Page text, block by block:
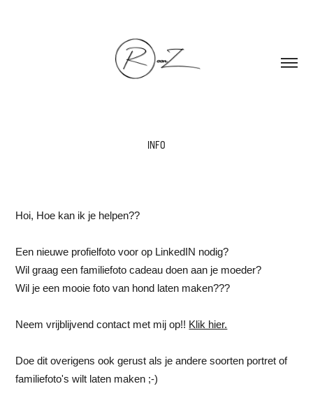
INFO
Hoi, Hoe kan ik je helpen??
Een nieuwe profielfoto voor op LinkedIN nodig?
Wil graag een familiefoto cadeau doen aan je moeder?
Wil je een mooie foto van hond laten maken???
Neem vrijblijvend contact met mij op!! Klik hier.
Doe dit overigens ook gerust als je andere soorten portret of
familiefoto's wilt laten maken ;-)